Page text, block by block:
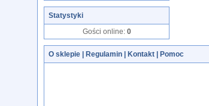
Statystyki
Gości online: 0
O sklepie Regulamin Kontakt Pomoc